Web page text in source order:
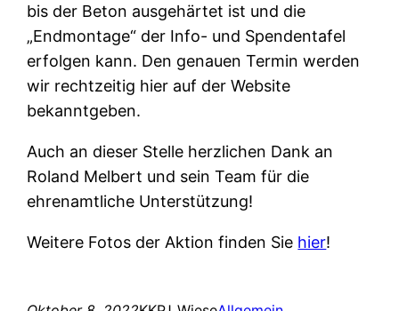
bis der Beton ausgehärtet ist und die
„Endmontage“ der Info- und Spendentafel
erfolgen kann. Den genauen Termin werden
wir rechtzeitig hier auf der Website
bekanntgeben.
Auch an dieser Stelle herzlichen Dank an
Roland Melbert und sein Team für die
ehrenamtliche Unterstützung!
Weitere Fotos der Aktion finden Sie hier!